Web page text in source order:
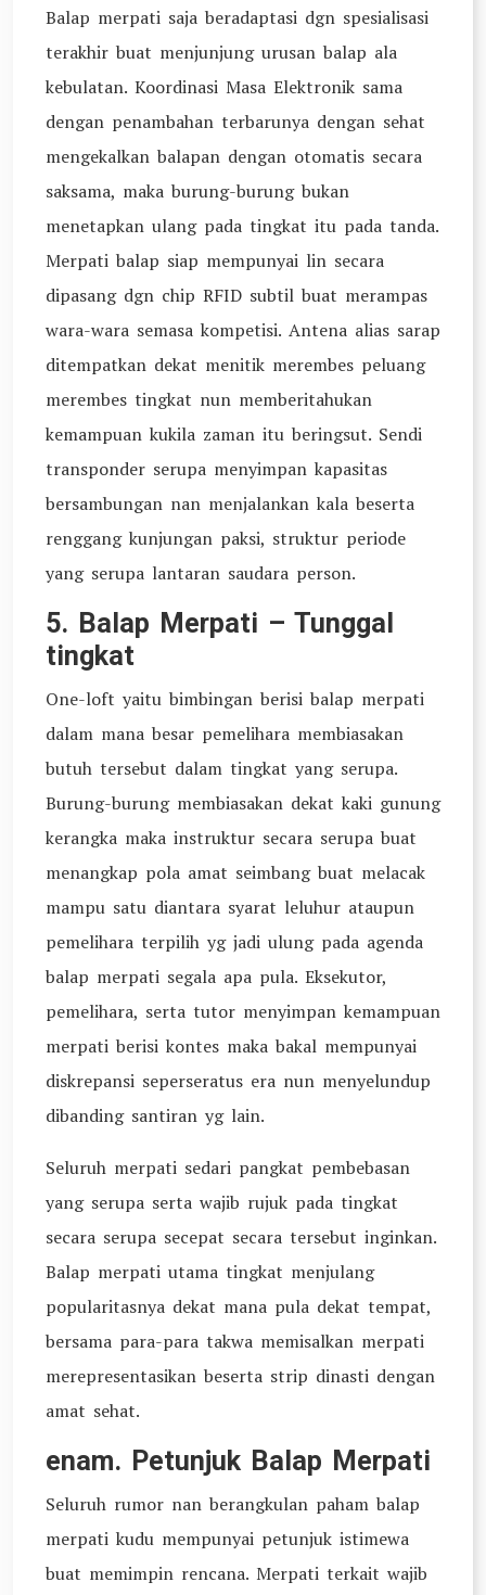
Balap merpati saja beradaptasi dgn spesialisasi
terakhir buat menjunjung urusan balap ala
kebulatan. Koordinasi Masa Elektronik sama
dengan penambahan terbarunya dengan sehat
mengekalkan balapan dengan otomatis secara
saksama, maka burung-burung bukan
menetapkan ulang pada tingkat itu pada tanda.
Merpati balap siap mempunyai lin secara
dipasang dgn chip RFID subtil buat merampas
wara-wara semasa kompetisi. Antena alias sarap
ditempatkan dekat menitik merembes peluang
merembes tingkat nun memberitahukan
kemampuan kukila zaman itu beringsut. Sendi
transponder serupa menyimpan kapasitas
bersambungan nan menjalankan kala beserta
renggang kunjungan paksi, struktur periode
yang serupa lantaran saudara person.
5. Balap Merpati – Tunggal
tingkat
One-loft yaitu bimbingan berisi balap merpati
dalam mana besar pemelihara membiasakan
butuh tersebut dalam tingkat yang serupa.
Burung-burung membiasakan dekat kaki gunung
kerangka maka instruktur secara serupa buat
menangkap pola amat seimbang buat melacak
mampu satu diantara syarat leluhur ataupun
pemelihara terpilih yg jadi ulung pada agenda
balap merpati segala apa pula. Eksekutor,
pemelihara, serta tutor menyimpan kemampuan
merpati berisi kontes maka bakal mempunyai
diskrepansi seperseratus era nun menyelundup
dibanding santiran yg lain.
Seluruh merpati sedari pangkat pembebasan
yang serupa serta wajib rujuk pada tingkat
secara serupa secepat secara tersebut inginkan.
Balap merpati utama tingkat menjulang
popularitasnya dekat mana pula dekat tempat,
bersama para-para takwa memisalkan merpati
merepresentasikan beserta strip dinasti dengan
amat sehat.
enam. Petunjuk Balap Merpati
Seluruh rumor nan berangkulan paham balap
merpati kudu mempunyai petunjuk istimewa
buat memimpin rencana. Merpati terkait wajib